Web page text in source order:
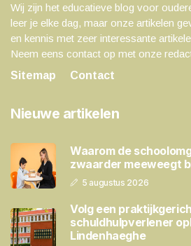
Wij zijn het educatieve blog voor
leer je elke dag, maar onze artikelen
en kennis met zeer interessante
Neem eens contact op met onze
Sitemap
Contact
Nieuwe artikelen
Waarom de
zwaarder meeweegt
5 augustus 2026
Volg een
schuldhulpverlener
Lindenhaeghe